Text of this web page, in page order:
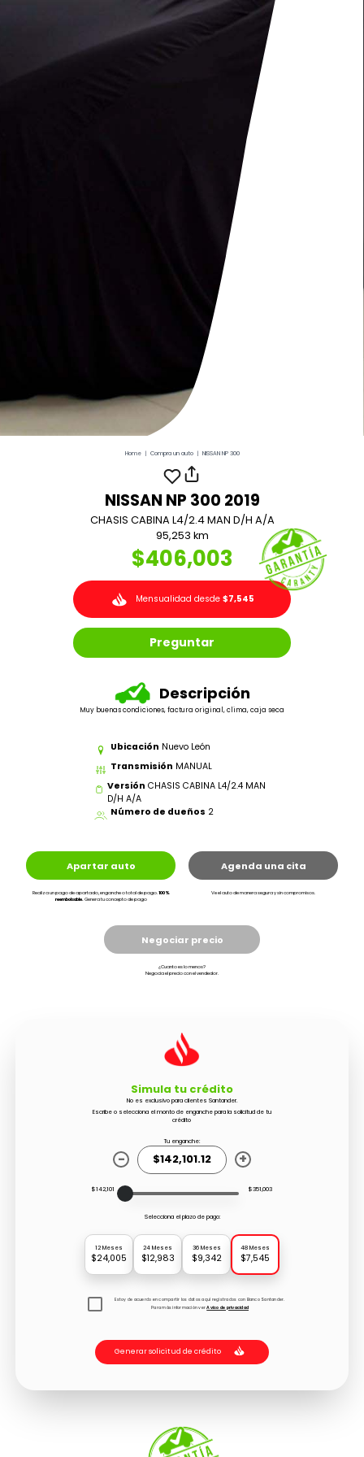
Home | Compra un auto | NISSAN NP 300
NISSAN NP 300 2019
CHASIS CABINA L4/2.4 MAN D/H A/A
95,253 km
$406,003
Mensualidad desde $7,545
Preguntar
Descripción
Muy buenas condiciones, factura original, clima, caja seca
Ubicación Nuevo León
Transmisión MANUAL
Versión CHASIS CABINA L4/2.4 MAN
D/H A/A
Número de dueños 2
Apartar auto
Realiza un pago de apartado, enganche o total de pago.100%
reembolsable.Genera tu concepto de pago
Agenda una cita
Ve el auto de manera segura y sin compromisos.
Negociar precio
¿Cuanto es lo menos?
Negocia el precio con el vendedor.
Simula tu crédito
No es exclusivo para clientes Santander.
Escribe o selecciona el monto de enganche para la solicitud de tu
crédito
Tu enganche:
- +
$142,101 $351,003
Selecciona el plazo de pago:
12 Meses
$24,005
24 Meses
$12,983
36 Meses
$9,342
48 Meses
$7,545
Estoy de acuerdo en compartir los datos aquí registrados con Banco Santander.
Para más información verAviso de privacidad
Generar solicitud de crédito